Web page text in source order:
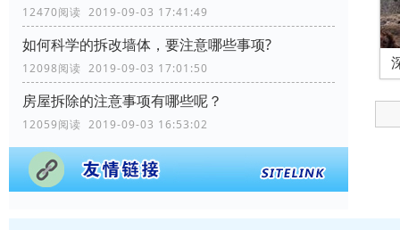
12470阅读 2019-09-03 17:41:49
如何科学的拆改墙体，要注意哪些事项?
12098阅读 2019-09-03 17:01:50
房屋拆除的注意事项有哪些呢？
12059阅读 2019-09-03 16:53:02